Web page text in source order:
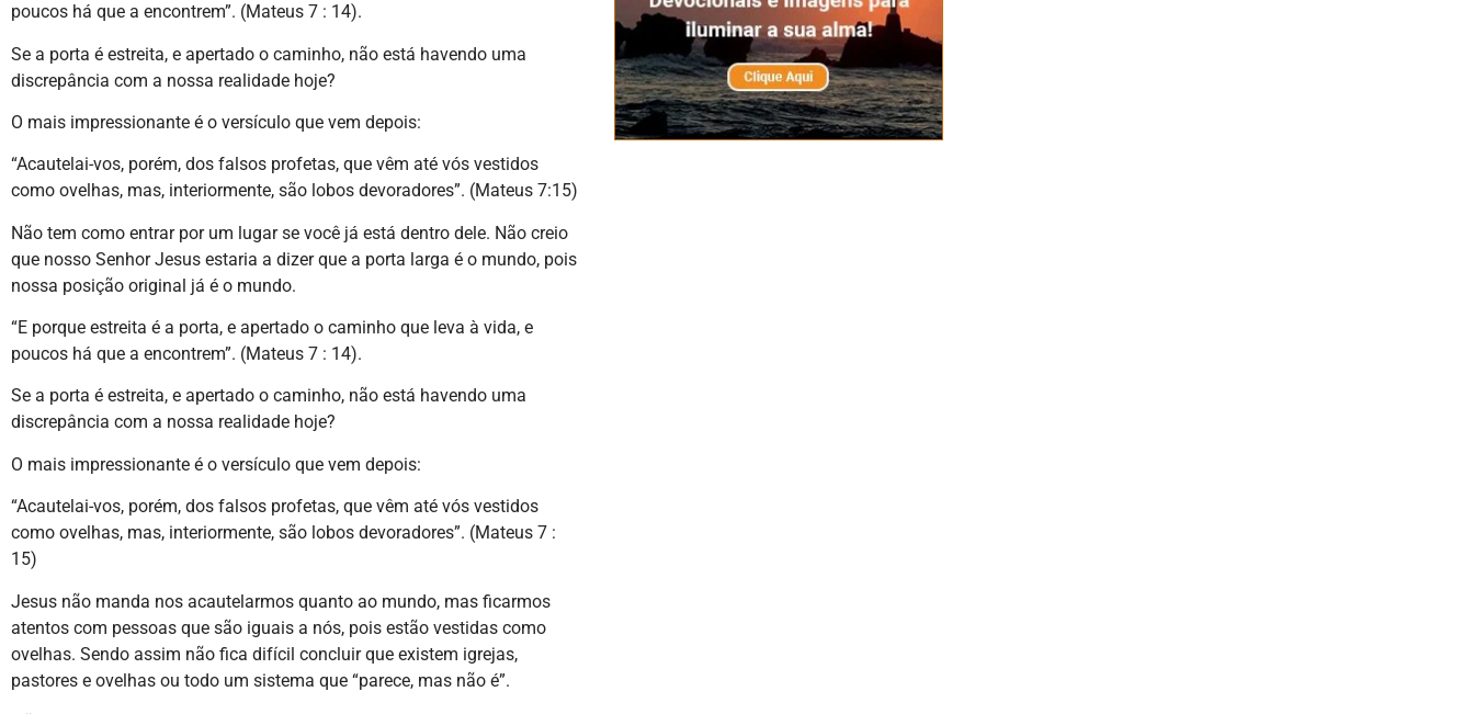
poucos há que a encontrem”. (Mateus 7 : 14).
Se a porta é estreita, e apertado o caminho, não está havendo uma
discrepância com a nossa realidade hoje?
O mais impressionante é o versículo que vem depois:
“Acautelai-vos, porém, dos falsos profetas, que vêm até vós vestidos
como ovelhas, mas, interiormente, são lobos devoradores”. (Mateus 7:15)
Não tem como entrar por um lugar se você já está dentro dele. Não creio
que nosso Senhor Jesus estaria a dizer que a porta larga é o mundo, pois
nossa posição original já é o mundo.
“E porque estreita é a porta, e apertado o caminho que leva à vida, e
poucos há que a encontrem”. (Mateus 7 : 14).
Se a porta é estreita, e apertado o caminho, não está havendo uma
discrepância com a nossa realidade hoje?
O mais impressionante é o versículo que vem depois:
“Acautelai-vos, porém, dos falsos profetas, que vêm até vós vestidos
como ovelhas, mas, interiormente, são lobos devoradores”. (Mateus 7 :
15)
Jesus não manda nos acautelarmos quanto ao mundo, mas ficarmos
atentos com pessoas que são iguais a nós, pois estão vestidas como
ovelhas. Sendo assim não fica difícil concluir que existem igrejas,
pastores e ovelhas ou todo um sistema que “parece, mas não é”.